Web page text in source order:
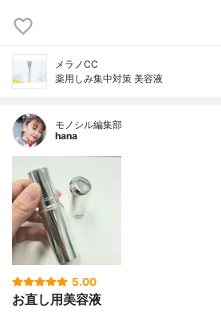
メラノCC
薬用しみ集中対策 美容液
モノシル編集部
hana
5.00
お直し用美容液